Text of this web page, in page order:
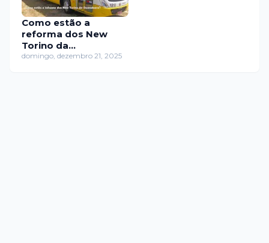
Como estão a
reforma dos New
Torino da
Guanabara?
domingo, dezembro 21, 2025